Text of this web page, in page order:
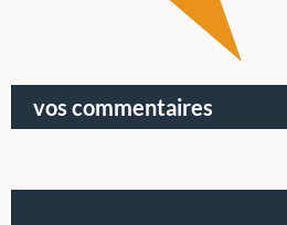
vos commentaires